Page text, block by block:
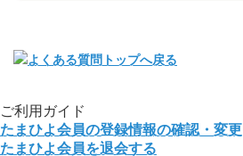
ご利用ガイド
たまひよ会員の登録情報の確認・変更
たまひよ会員を退会する